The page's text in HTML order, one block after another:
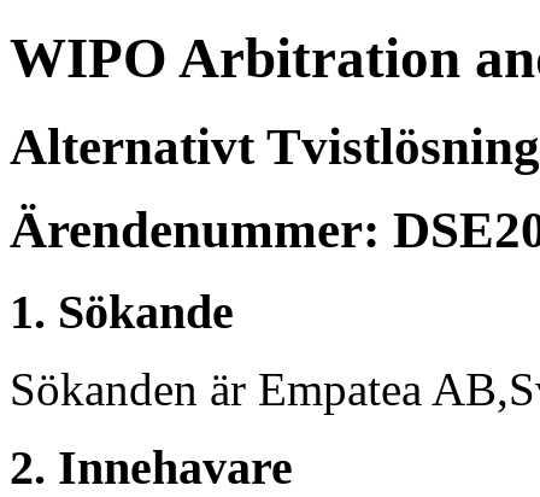
WIPO Arbitration
Alternativt
Ärendenummer:
1. Sökande
Sökanden är Empatea
2. Innehavare